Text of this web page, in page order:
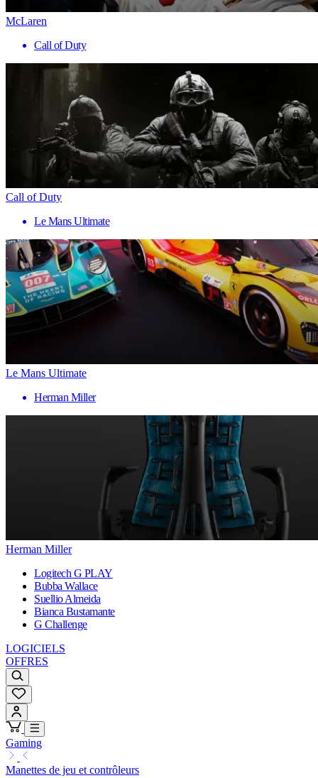
McLaren
Call of Duty
Call of Duty
Le Mans Ultimate
Le Mans Ultimate
Herman Miller
Herman Miller
Logitech G PLAY
Bubba Wallace
Suellio Almeida
Bianca Bustamante
G Challenge
LOGICIELS
OFFRES
Gaming
Manettes de jeu et contrôleurs